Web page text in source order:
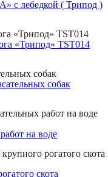
«Трипод» TST014
собак
работ на воде
рогатого скота